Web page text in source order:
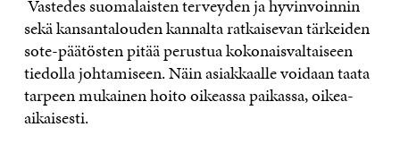
Vastedes suomalaisten terveyden ja hyvinvoinnin
sekä kansantalouden kannalta ratkaisevan tärkeiden
sote-päätösten pitää perustua kokonaisvaltaiseen
tiedolla johtamiseen. Näin asiakkaalle voidaan taata
tarpeen mukainen hoito oikeassa paikassa, oikea-
aikaisesti.